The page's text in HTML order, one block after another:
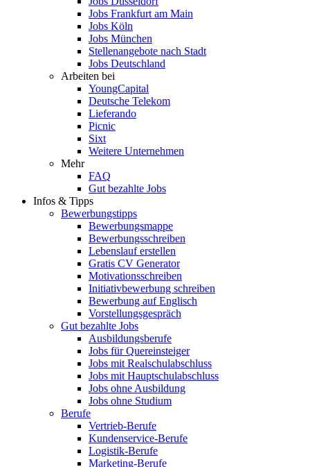
Jobs Frankfurt am Main
Jobs Köln
Jobs München
Stellenangebote nach Stadt
Jobs Deutschland
Arbeiten bei
YoungCapital
Deutsche Telekom
Lieferando
Picnic
Sixt
Weitere Unternehmen
Mehr
FAQ
Gut bezahlte Jobs
Infos & Tipps
Bewerbungstipps
Bewerbungsmappe
Bewerbungsschreiben
Lebenslauf erstellen
Gratis CV Generator
Motivationsschreiben
Initiativbewerbung schreiben
Bewerbung auf Englisch
Vorstellungsgespräch
Gut bezahlte Jobs
Ausbildungsberufe
Jobs für Quereinsteiger
Jobs mit Realschulabschluss
Jobs mit Hauptschulabschluss
Jobs ohne Ausbildung
Jobs ohne Studium
Berufe
Vertrieb-Berufe
Kundenservice-Berufe
Logistik-Berufe
Marketing-Berufe